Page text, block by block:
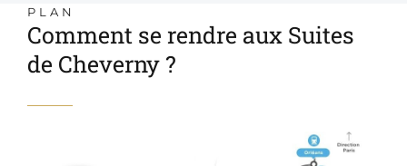
PLAN
Comment se rendre aux Suites
de Cheverny ?